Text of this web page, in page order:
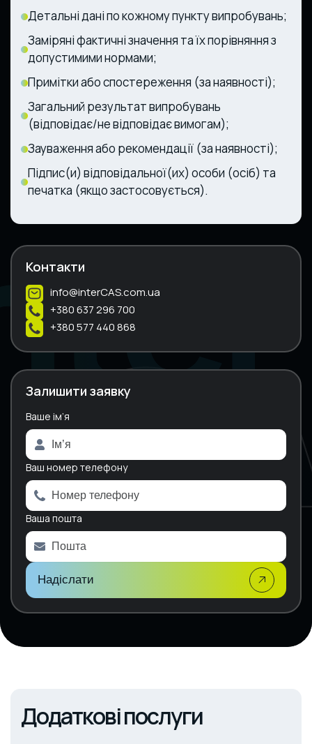
Детальні дані по кожному пункту випробувань;
Заміряні фактичні значення та їх порівняння з
допустимими нормами;
Примітки або спостереження (за наявності);
Загальний результат випробувань
(відповідає/не відповідає вимогам);
Зауваження або рекомендації (за наявності);
Підпис(и) відповідальної(их) особи (осіб) та
печатка (якщо застосовується).
Контакти
info@interCAS.com.ua
+380 637 296 700
+380 577 440 868
Залишити заявку
Ваше ім’я
Ваш номер телефону
Ваша пошта
Надіслати
A
l
e
r
n
a
t
i
e
Додаткові послуги